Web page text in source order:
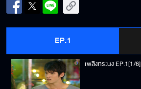
EP.1
เพลิงทระนง EP.1[1/6]